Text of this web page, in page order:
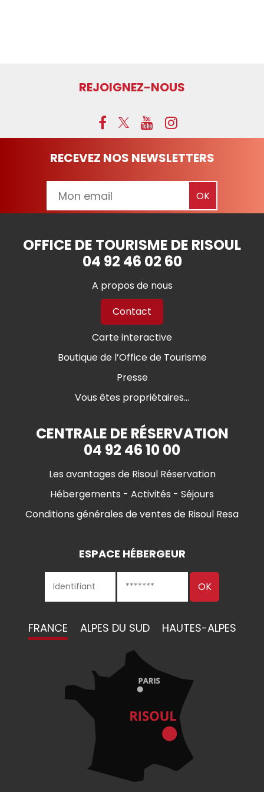
REJOIGNEZ-NOUS
RECEVEZ NOS NEWSLETTERS
OFFICE DE TOURISME DE RISOUL
04 92 46 02 60
A propos de nous
Contact
Carte interactive
Boutique de l’Office de Tourisme
Presse
Vous êtes propriétaires...
CENTRALE DE RÉSERVATION
04 92 46 10 00
Les avantages de Risoul Réservation
Hébergements - Activités - Séjours
Conditions générales de ventes de Risoul Resa
ESPACE HÉBERGEUR
FRANCE ALPES DU SUD HAUTES-ALPES